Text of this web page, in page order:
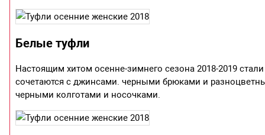
Белые туфли
Настоящим хитом осенне-зимнего сезона 2018-2019
сочетаются с джинсами. черными брюками и
черными колготами и носочками.